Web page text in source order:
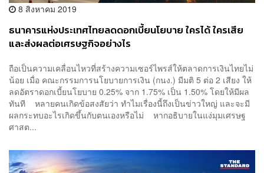
8 สิงหาคม 2019
ธนาคารแห่งประเทศไทยลดดอกเบี้ยนโยบาย ใครได้ ใครเสีย
และส่งผลต่อเศรษฐกิจอย่างไร
ถือเป็นความเคลื่อนไหวที่สร้างความเซอร์ไพรส์ให้ตลาดการเงินไทยไม่
น้อย เมื่อ คณะกรรมการนโยบายการเงิน (กนง.) มีมติ 5 ต่อ 2 เสียง ให้
ลดอัตราดอกเบี้ยนโยบาย 0.25% จาก 1.75% เป็น 1.50% โดยให้มีผล
ทันที หลายคนเกิดข้อสงสัยว่า ทำไมเรื่องนี้ถึงเป็นข่าวใหญ่ และจะมี
ผลกระทบอะไรเกิดขึ้นกับตนเองหรือไม่ หากอธิบายในแง่มุมเศรษฐ
ศาสต...